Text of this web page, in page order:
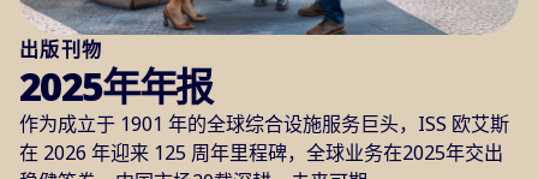
出版刊物
2025年年报
作为成立于 1901 年的全球综合设施服务巨头，ISS 欧艾斯
在 2026 年迎来 125 周年里程碑，全球业务在2025年交出